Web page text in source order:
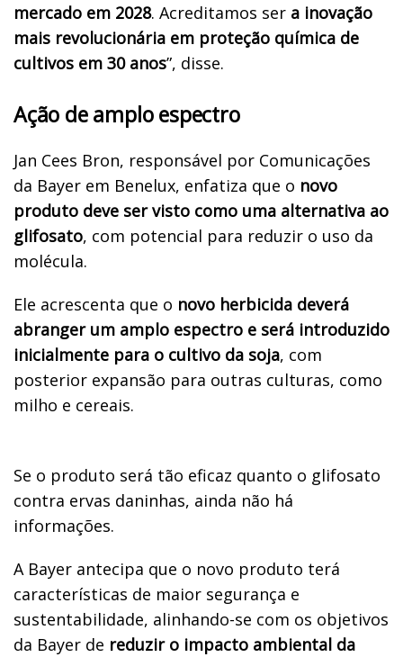
mercado em 2028. Acreditamos ser a inovação
mais revolucionária em proteção química de
cultivos em 30 anos”, disse.
Ação de amplo espectro
Jan Cees Bron, responsável por Comunicações
da Bayer em Benelux, enfatiza que o novo
produto deve ser visto como uma alternativa ao
glifosato, com potencial para reduzir o uso da
molécula.
Ele acrescenta que o novo herbicida deverá
abranger um amplo espectro e será introduzido
inicialmente para o cultivo da soja, com
posterior expansão para outras culturas, como
milho e cereais.
Se o produto será tão eficaz quanto o glifosato
contra ervas daninhas, ainda não há
informações.
A Bayer antecipa que o novo produto terá
características de maior segurança e
sustentabilidade, alinhando-se com os objetivos
da Bayer de reduzir o impacto ambiental da